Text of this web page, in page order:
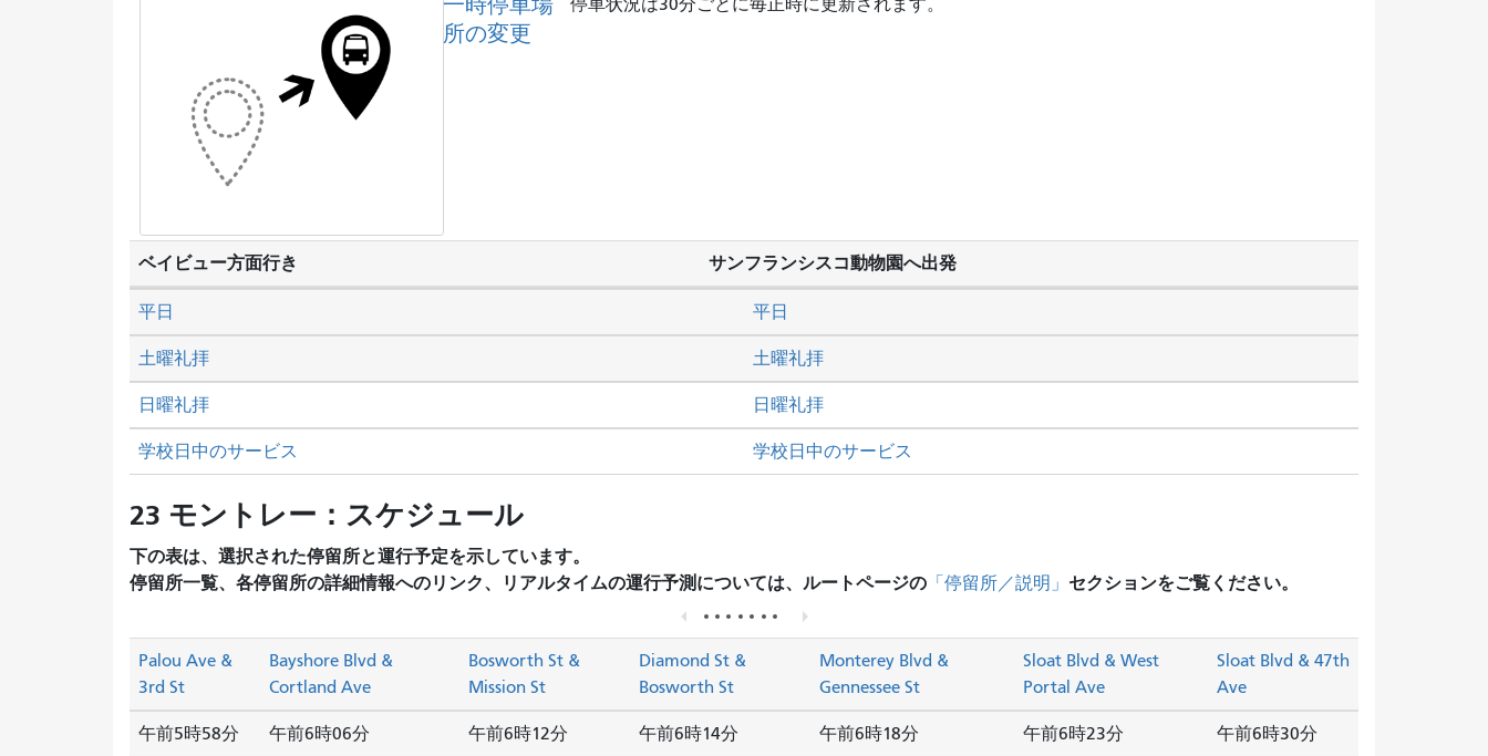
所の変更
停車状況は30分ごとに毎正時に更新されます。
ベイビュー方面行き サンフランシスコ動物園へ出発
土曜礼拝 土曜礼拝
日曜礼拝 日曜礼拝
平日 平日
学校日中のサービス 学校日中のサービス
23 モントレー：スケジュール
下の表は、選択された停留所と運行予定を示しています。
停留所一覧、各停留所の詳細情報へのリンク、リアルタイムの運行予測については、ルートページの 「停留所／説明」 セクションをご覧ください。
Palou Ave &
3rd St
Bayshore Blvd &
Cortland Ave
Bosworth St &
Mission St
Diamond St &
Bosworth St
Monterey Blvd &
Gennessee St
Sloat Blvd & West
Portal Ave
Sloat Blvd & 47th
Ave
午前5時58分 午前6時06分 午前6時12分 午前6時14分 午前6時18分 午前6時23分 午前6時30分